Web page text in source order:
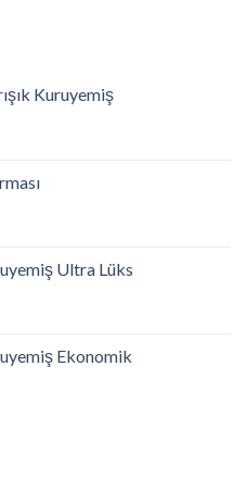
Kuruyemiş
Ultra Lüks
Ekonomik